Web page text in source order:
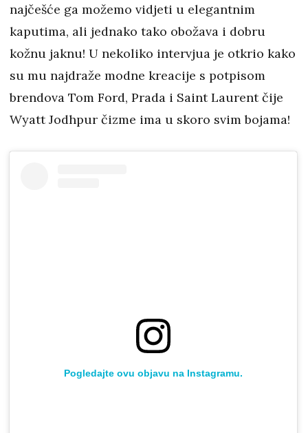
najčešće ga možemo vidjeti u elegantnim
kaputima, ali jednako tako obožava i dobru
kožnu jaknu! U nekoliko intervjua je otkrio kako
su mu najdraže modne kreacije s potpisom
brendova Tom Ford, Prada i Saint Laurent čije
Wyatt Jodhpur čizme ima u skoro svim bojama!
Pogledajte ovu objavu na Instagramu.